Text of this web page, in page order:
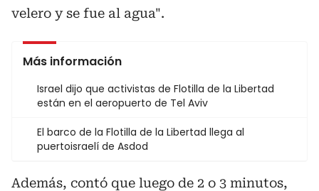
velero y se fue al agua".
Más información
Israel dijo que activistas de Flotilla de la Libertad
están en el aeropuerto de Tel Aviv
El barco de la Flotilla de la Libertad llega al
puertoisraelí de Asdod
Además, contó que luego de 2 o 3 minutos,